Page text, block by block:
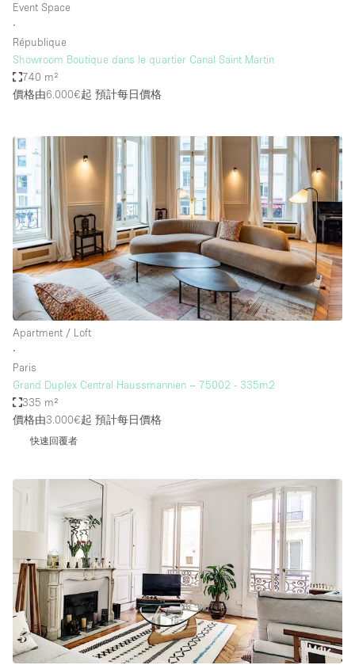
Event Space
∙
République
Showroom Boutique dans le quartier Canal Saint Martin
740 m²
價格由6.000€起 預計每日價格
Apartment / Loft
∙
Paris
Grand Duplex Central Haussmannien – 75002 - 335m2
335 m²
價格由3.000€起 預計每日價格
快速回覆者